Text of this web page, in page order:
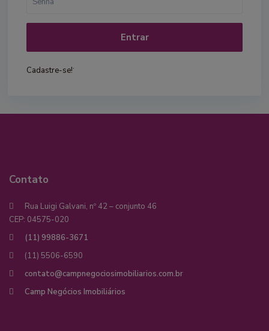
Entrar
Cadastre-se!.
Contato
Rua Luigi Galvani, nº 42 – conjunto 46
CEP: 04575-020
(11) 99886-3671
(11) 5506-6590
contato@campnegociosimobiliarios.com.br
Camp Negócios Imobiliários